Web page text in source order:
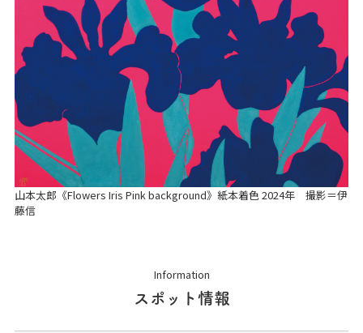
山本太郎《Flowers Iris Pink background》紙本着色 2024年 撮影＝伊
藤信
Information
スポット情報